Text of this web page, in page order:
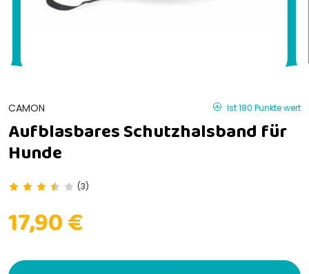
CAMON Ist 180 Punkte wert
Aufblasbares Schutzhalsband für
Hunde
(3)
17,90 €